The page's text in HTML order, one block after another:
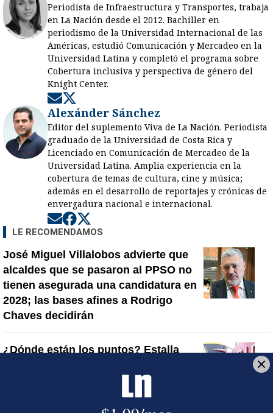
Periodista de Infraestructura y Transportes, trabaja
en La Nación desde el 2012. Bachiller en
periodismo de la Universidad Internacional de las
Américas, estudió Comunicación y Mercadeo en la
Universidad Latina y completó el programa sobre
Cobertura inclusiva y perspectiva de género del
Knight Center.
Opens in new window
Alexánder Sánchez
Editor del suplemento Viva de La Nación. Periodista
graduado de la Universidad de Costa Rica y
Licenciado en Comunicación de Mercadeo de la
Universidad Latina. Amplia experiencia en la
cobertura de temas de cultura, cine y música;
además en el desarrollo de reportajes y crónicas de
envergadura nacional e internacional.
Opens in new window
Opens in new window
LE RECOMENDAMOS
José Miguel Villalobos advierte que
alcaldes que se pasaron al PPSO no
tienen asegurada una candidatura en
2028; las bases afines a Rodrigo
Chaves decidirán
¿Dónde están los puntos? Estalla